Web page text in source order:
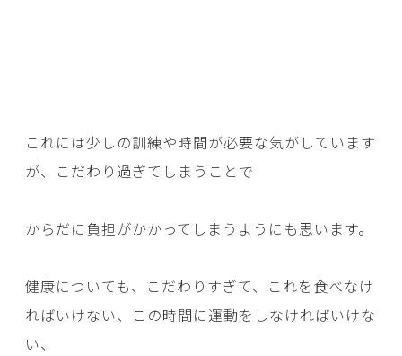
これには少しの訓練や時間が必要な気がしています
が、こだわり過ぎてしまうことで
からだに負担がかかってしまうようにも思います。
健康についても、こだわりすぎて、これを食べなけ
ればいけない、この時間に運動をしなければいけな
い、